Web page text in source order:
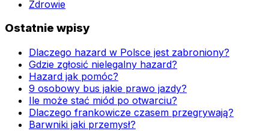
Zdrowie
Ostatnie wpisy
Dlaczego hazard w Polsce jest zabroniony?
Gdzie zgłosić nielegalny hazard?
Hazard jak pomóc?
9 osobowy bus jakie prawo jazdy?
Ile może stać miód po otwarciu?
Dlaczego frankowicze czasem przegrywają?
Barwniki jaki przemysł?